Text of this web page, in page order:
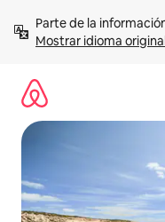
contenidoMostrar idioma